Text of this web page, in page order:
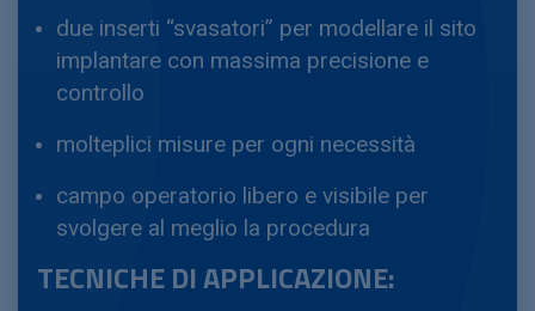
due inserti “svasatori” per modellare il sito
implantare con massima precisione e
controllo
molteplici misure per ogni necessità
campo operatorio libero e visibile per
svolgere al meglio la procedura
TECNICHE DI APPLICAZIONE: